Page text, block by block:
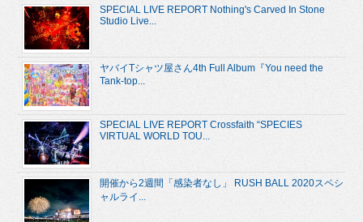
SPECIAL LIVE REPORT Nothing's Carved In Stone
Studio Live...
ヤバイTシャツ屋さん4th Full Album『You need the
Tank-top...
SPECIAL LIVE REPORT Crossfaith “SPECIES
VIRTUAL WORLD TOU...
開催から2週間「感染者なし」 RUSH BALL 2020スペシ
ャルライ...